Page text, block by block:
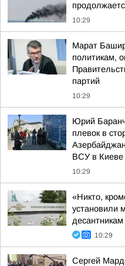
10:29
Марат
политикам,
партий
10:29
Юрий
плевок в
ВСУ в Киеве
10:29
«Никто,
установили
десантникам
10:29
Сергей